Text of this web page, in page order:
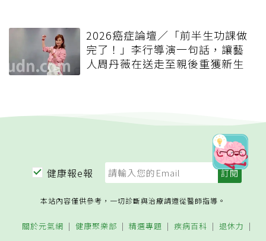
2026癌症論壇／「前半生功課做
完了！」李行導演一句話，讓藝
人周丹薇在送走至親後重獲新生
健康報e報
本站內容僅供參考，一切診斷與治療請遵從醫師指導。
關於元氣網 健康聚樂部 精選專題 疾病百科
退休力